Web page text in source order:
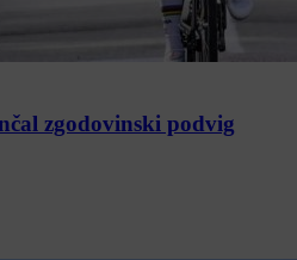
zgodovinski podvig